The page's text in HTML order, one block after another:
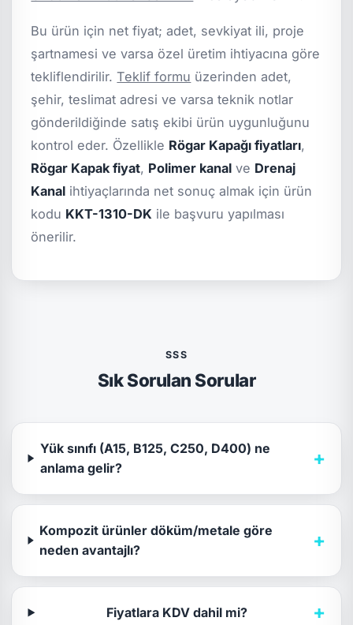
Bu ürün için net fiyat; adet, sevkiyat ili, proje
şartnamesi ve varsa özel üretim ihtiyacına göre
tekliflendirilir.Teklif formu üzerinden adet,
şehir, teslimat adresi ve varsa teknik notlar
gönderildiğinde satış ekibi ürün uygunluğunu
kontrol eder. Özellikle Rögar Kapağı fiyatları,
Rögar Kapak fiyat, Polimer kanal ve Drenaj
Kanal ihtiyaçlarında net sonuç almak için ürün
kodu KKT-1310-DK ile başvuru yapılması
önerilir.
SSS
Sık Sorulan Sorular
Yük sınıfı (A15, B125, C250, D400) ne
anlama gelir?
+
Kompozit ürünler döküm/metale göre
neden avantajlı?
+
Fiyatlara KDV dahil mi? +